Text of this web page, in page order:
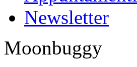
Newsletter
Moonbuggy